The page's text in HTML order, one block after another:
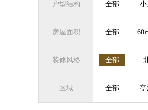
户型结构 全部
房屋面积 全部 60
装修风格 全部
区域 全部 亭